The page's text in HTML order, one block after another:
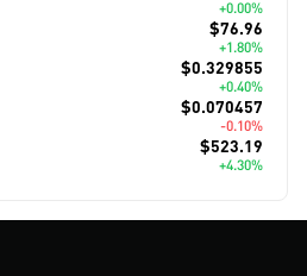
+0.00%
$76.96
+1.80%
$0.329855
+0.40%
$0.070457
-0.10%
$523.19
+4.30%